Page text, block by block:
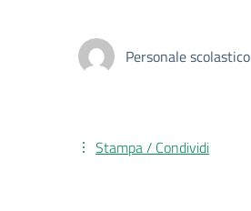
Personale scolastico
Stampa / Condividi